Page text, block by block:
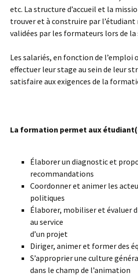
etc. La structure d’accueil et la
trouver et à construire par
validées par les formateurs lors de
Les salariés, en fonction de l’emploi
effectuer leur stage au sein de leur
satisfaire aux exigences de la
La formation permet aux
Élaborer un diagnostic et
recommandations
Coordonner et animer les
politiques
Élaborer, mobiliser et évaluer
au service
d’un projet
Diriger, animer et former des
S’approprier une culture
dans le champ de l’animation